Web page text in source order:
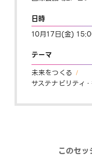
日時
10月17日(金)
テーマ
未来をつくる
サステナビリティ
このセ